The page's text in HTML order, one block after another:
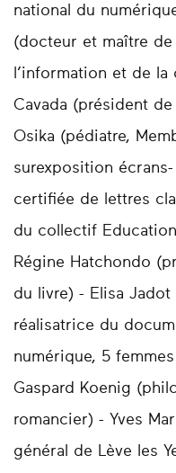
national du
(docteur et maître
l’information et de
Cavada (président
Osika (pédiatre,
surexposition
certifiée de lettres
du collectif
Régine Hatchondo
du livre) - Elisa
réalisatrice du
numérique, 5
Gaspard Koenig
romancier) - Yves
général de Lève les